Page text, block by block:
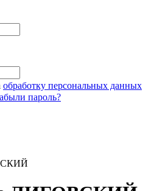
обработку персональных данных
пароль?